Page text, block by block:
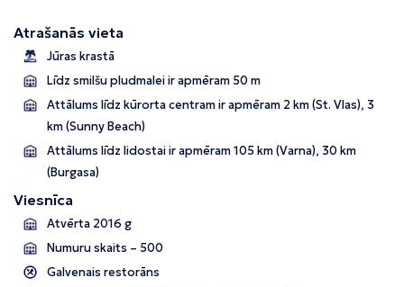
Atrašanās vieta
Jūras krastā
Līdz smilšu pludmalei ir apmēram 50 m
Attālums līdz kūrorta centram ir apmēram 2 km (St. Vlas), 3
km (Sunny Beach)
Attālums līdz lidostai ir apmēram 105 km (Varna), 30 km
(Burgasa)
Viesnīca
Atvērta 2016 g
Numuru skaits – 500
Galvenais restorāns